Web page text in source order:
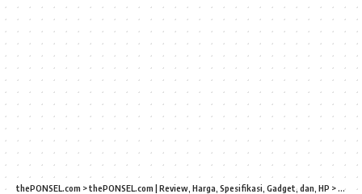
thePONSEL.com >thePONSEL.com | Review, Harga, Spesifikasi, Gadget, dan, HP > Vertu